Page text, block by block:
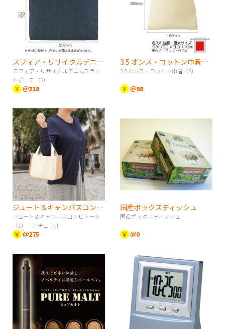
スフィア・リサイクルデニムフラットポーチ（S）
スフィア・リサイクルデニムフラッ
トポーチ（S）
￥ ＠218
3.5 オンス・コットン巾着（S）
3.5オンス・コットン巾着（S）
￥ ＠98
ジュート＆キャンバスコンビトート（S） ナチュラル
ジュート＆キャンバスコンビトート
（S） ナチュラル
￥ ＠275
国産ボックスティッシュ
国産ボックスティッシュ
￥ ＠0